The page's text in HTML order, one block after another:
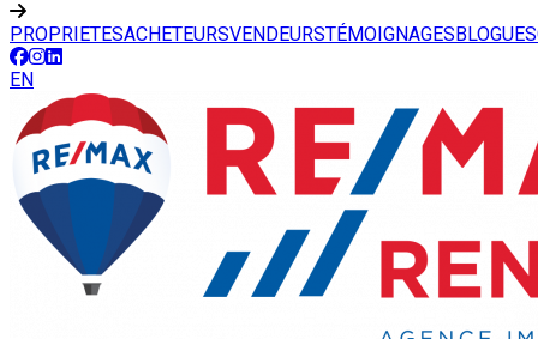
PROPRIETESACHETEURSVENDEURSTÉMOIGNAGESBLOGUES
EN